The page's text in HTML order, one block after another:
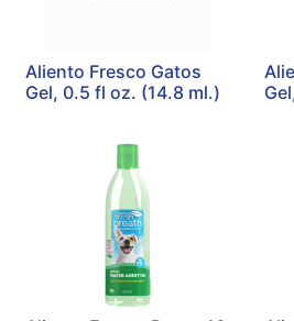
Aliento Fresco Gatos
Gel, 0.5 fl oz. (14.8 ml.)